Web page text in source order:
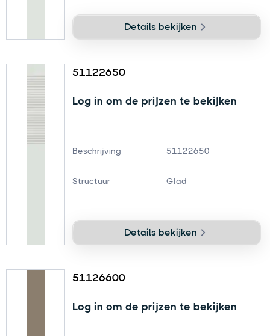
Details bekijken
51122650
Log in om de prijzen te bekijken
Beschrijving 51122650
Structuur Glad
Details bekijken
51126600
Log in om de prijzen te bekijken